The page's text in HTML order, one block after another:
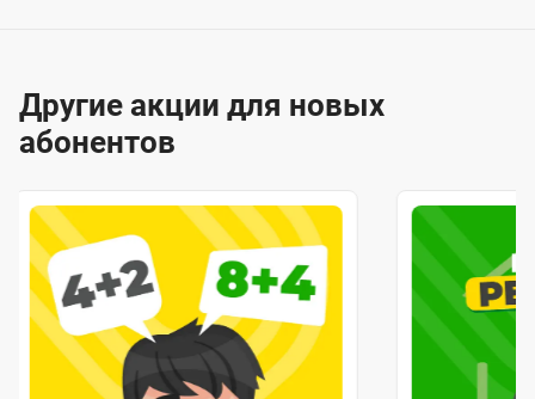
Другие акции для новых
абонентов